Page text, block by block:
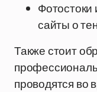
сайты о
Также стоит
проводятся во